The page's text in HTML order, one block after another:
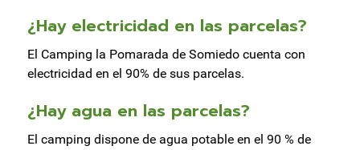
¿Hay electricidad en las parcelas?
El Camping la Pomarada de Somiedo cuenta con
electricidad en el 90% de sus parcelas.
¿Hay agua en las parcelas?
El camping dispone de agua potable en el 90 % de